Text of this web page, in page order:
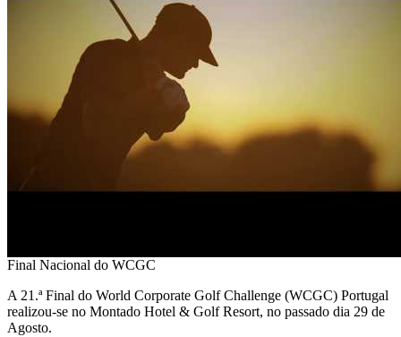
Final Nacional do WCGC
A 21.ª Final do World Corporate Golf Challenge (WCGC) Portugal
realizou-se no Montado Hotel & Golf Resort, no passado dia 29 de
Agosto.